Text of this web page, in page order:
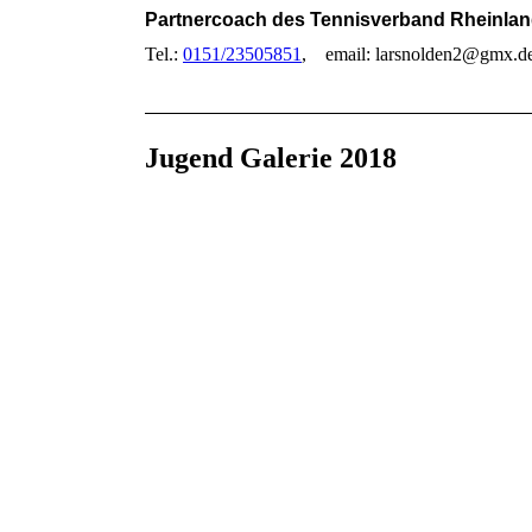
Partnercoach des Tennisverband
Tel.: 0151/23505851 , email:
Jugend Galerie 2018